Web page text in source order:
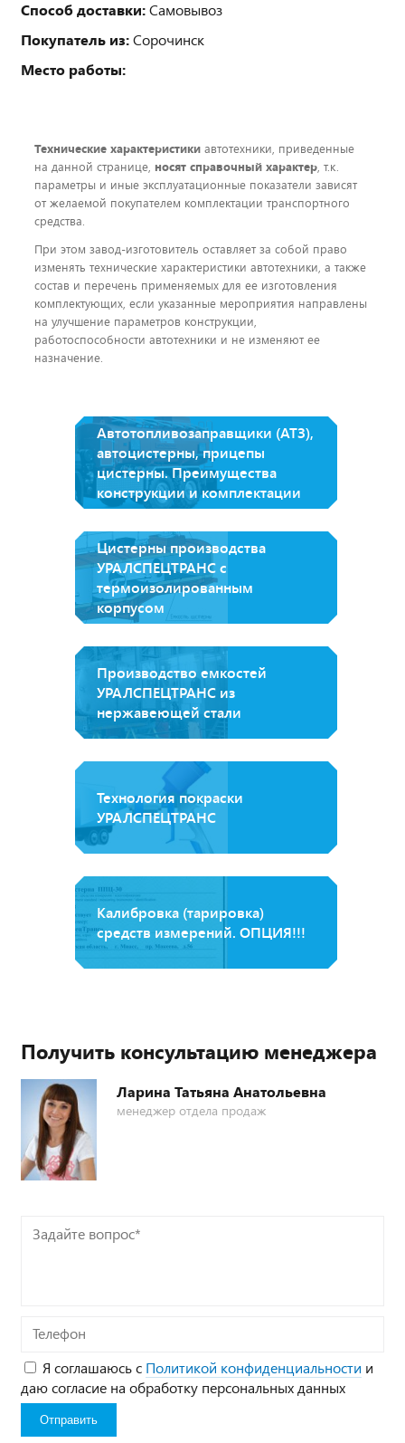
Способ доставки:Самовывоз
Покупатель из:Сорочинск
Место работы:
Технические характеристики автотехники, приведенные
на данной странице, носят справочный характер, т.к.
параметры и иные эксплуатационные показатели зависят
от желаемой покупателем комплектации транспортного
средства.
При этом завод-изготовитель оставляет за собой право
изменять технические характеристики автотехники, а также
состав и перечень применяемых для ее изготовления
комплектующих, если указанные мероприятия направлены
на улучшение параметров конструкции,
работоспособности автотехники и не изменяют ее
назначение.
Автотопливозаправщики (АТЗ),
автоцистерны, прицепы
цистерны. Преимущества
конструкции и комплектации
Цистерны производства
УРАЛСПЕЦТРАНС с
термоизолированным
корпусом
Производство емкостей
УРАЛСПЕЦТРАНС из
нержавеющей стали
Технология покраски
УРАЛСПЕЦТРАНС
Калибровка (тарировка)
средств измерений. ОПЦИЯ!!!
Получить консультацию менеджера
Ларина Татьяна Анатольевна
менеджер отдела продаж
Задайте
вопрос*
Телефон
Я соглашаюсь с Политикой конфиденциальности и
даю согласие на обработку персональных данных